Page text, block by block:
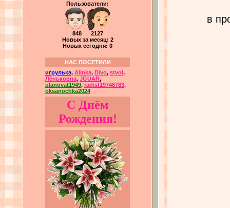
Пользователи:
848 2127
Новых за месяц: 2
Новых сегодня: 0
НАС ПОСЕТИЛИ
игрулька, Alinka, Divo, stvol ,
Лёньковна, JGUAR,
ulanovat1949, radist19748783,
oksanochka2024
С Днём
Рождения!
в